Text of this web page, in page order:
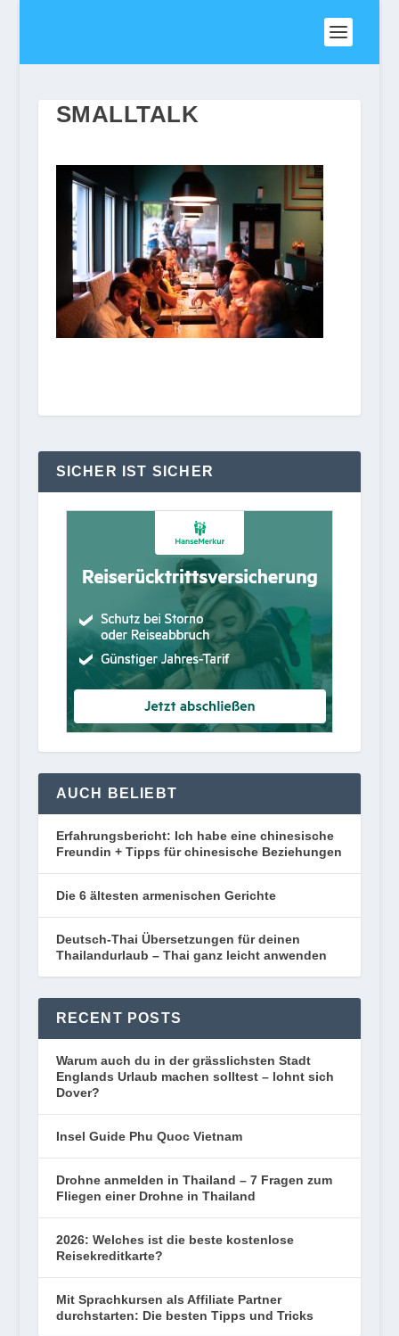
SMALLTALK
SICHER IST SICHER
AUCH BELIEBT
Erfahrungsbericht: Ich habe eine chinesische
Freundin + Tipps für chinesische Beziehungen
Die 6 ältesten armenischen Gerichte
Deutsch-Thai Übersetzungen für deinen
Thailandurlaub – Thai ganz leicht anwenden
RECENT POSTS
Warum auch du in der grässlichsten Stadt
Englands Urlaub machen solltest – lohnt sich
Dover?
Insel Guide Phu Quoc Vietnam
Drohne anmelden in Thailand – 7 Fragen zum
Fliegen einer Drohne in Thailand
2026: Welches ist die beste kostenlose
Reisekreditkarte?
Mit Sprachkursen als Affiliate Partner
durchstarten: Die besten Tipps und Tricks